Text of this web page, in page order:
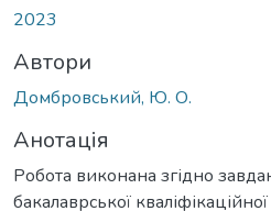
2023
Автори
Домбровський, Ю. О.
Анотація
Робота виконана згідно
бакалаврської